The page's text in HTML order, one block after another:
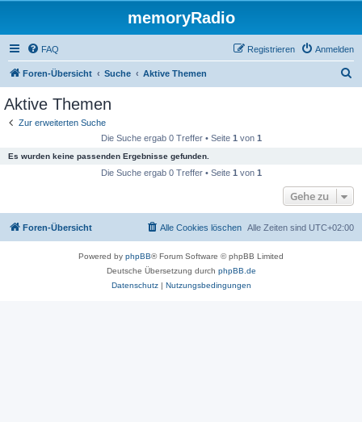
memoryRadio
FAQ Anmelden
Registrieren
Foren-Übersicht Suche Aktive Themen
Aktive Themen
Zur erweiterten Suche
Die Suche ergab 0 Treffer • Seite 1 von 1
Es wurden keine passenden Ergebnisse gefunden.
Die Suche ergab 0 Treffer • Seite 1 von 1
Gehe zu
Foren-Übersicht Alle Zeiten sind UTC+02:00
Alle Cookies löschen
Powered by phpBB® Forum Software © phpBB Limited
Deutsche Übersetzung durch phpBB.de
Datenschutz| Nutzungsbedingungen